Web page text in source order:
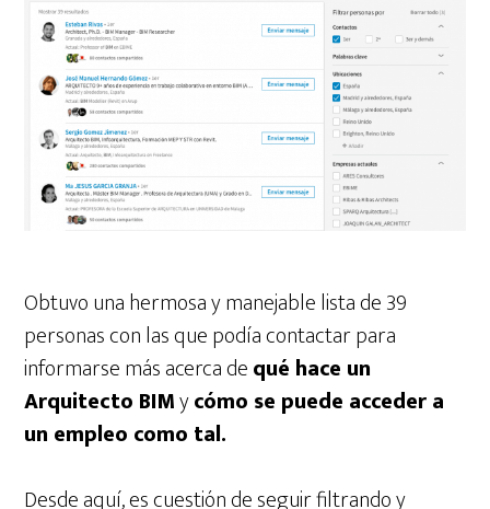
Obtuvo una hermosa y manejable lista de 39
personas con las que podía contactar para
informarse más acerca dequé hace un
Arquitecto BIMycómo se puede acceder a
un empleo como tal.
Desde aquí, es cuestión de seguir filtrando y